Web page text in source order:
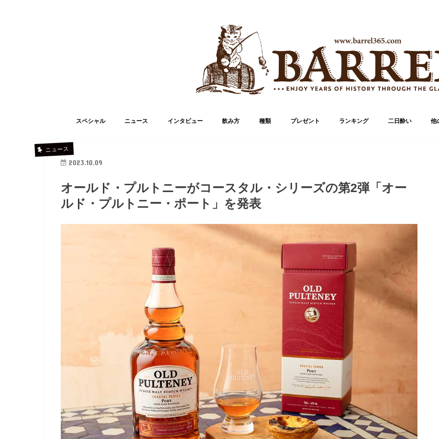
スペシャル ニュース インタビュー 飲み方 種類 プレゼント ランキング 二日酔い 他
ニュース
2023.10.09
オールド・プルトニーがコースタル・シリーズの第2弾「オー
ルド・プルトニー・ポート」を発表